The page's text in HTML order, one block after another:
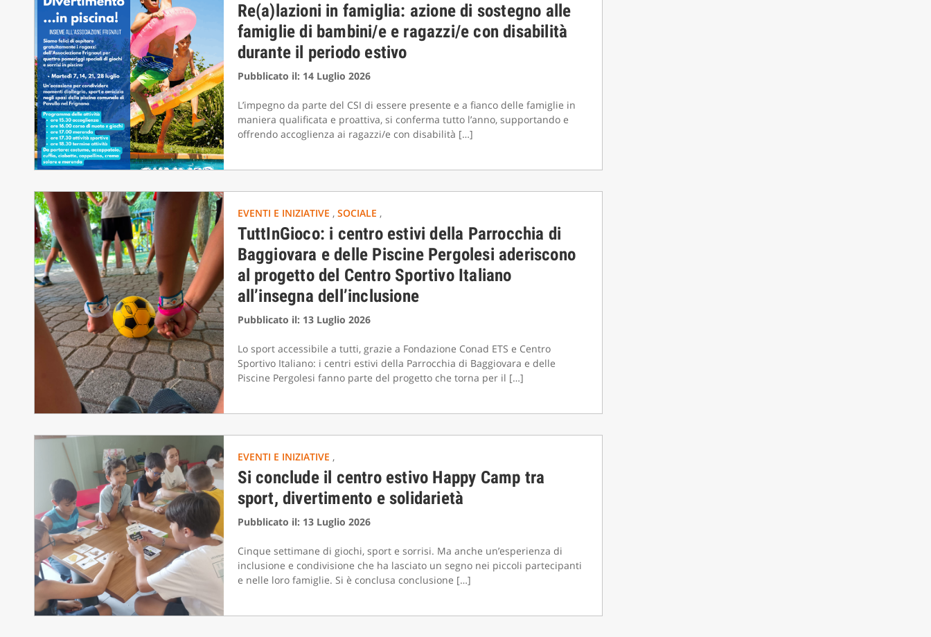
Re(a)lazioni in famiglia: azione di sostegno alle
famiglie di bambini/e e ragazzi/e con disabilità
durante il periodo estivo
Pubblicato il: 14 Luglio 2026
L’impegno da parte del CSI di essere presente e a fianco delle famiglie in
maniera qualificata e proattiva, si conferma tutto l’anno, supportando e
offrendo accoglienza ai ragazzi/e con disabilità […]
EVENTI E INIZIATIVE , SOCIALE ,
TuttInGioco: i centro estivi della Parrocchia di
Baggiovara e delle Piscine Pergolesi aderiscono
al progetto del Centro Sportivo Italiano
all’insegna dell’inclusione
Pubblicato il: 13 Luglio 2026
Lo sport accessibile a tutti, grazie a Fondazione Conad ETS e Centro
Sportivo Italiano: i centri estivi della Parrocchia di Baggiovara e delle
Piscine Pergolesi fanno parte del progetto che torna per il […]
EVENTI E INIZIATIVE ,
Si conclude il centro estivo Happy Camp tra
sport, divertimento e solidarietà
Pubblicato il: 13 Luglio 2026
Cinque settimane di giochi, sport e sorrisi. Ma anche un’esperienza di
inclusione e condivisione che ha lasciato un segno nei piccoli partecipanti
e nelle loro famiglie. Si è conclusa conclusione […]